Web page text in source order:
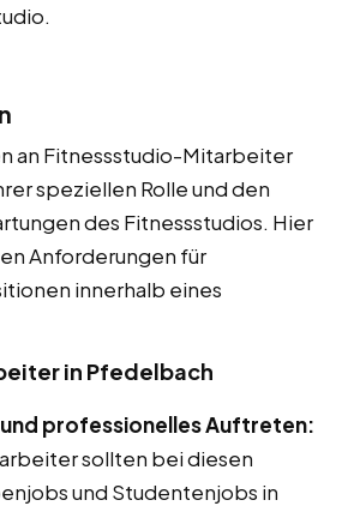
an Fitnessstudio-Mitarbeiter
speziellen Rolle und den
des Fitnessstudios. Hier
Anforderungen für
innerhalb eines
in Pfedelbach
professionelles Auftreten:
sollten bei diesen
und Studentenjobs in